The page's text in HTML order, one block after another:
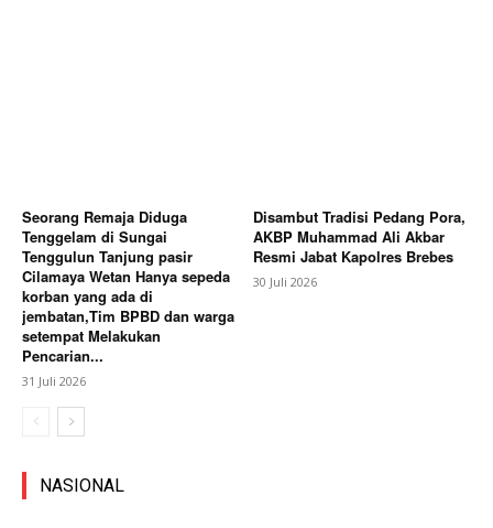
Seorang Remaja Diduga
Tenggelam di Sungai
Tenggulun Tanjung pasir
Cilamaya Wetan Hanya sepeda
korban yang ada di
jembatan,Tim BPBD dan warga
setempat Melakukan
Pencarian...
31 Juli 2026
Disambut Tradisi Pedang Pora,
AKBP Muhammad Ali Akbar
Resmi Jabat Kapolres Brebes
30 Juli 2026
NASIONAL